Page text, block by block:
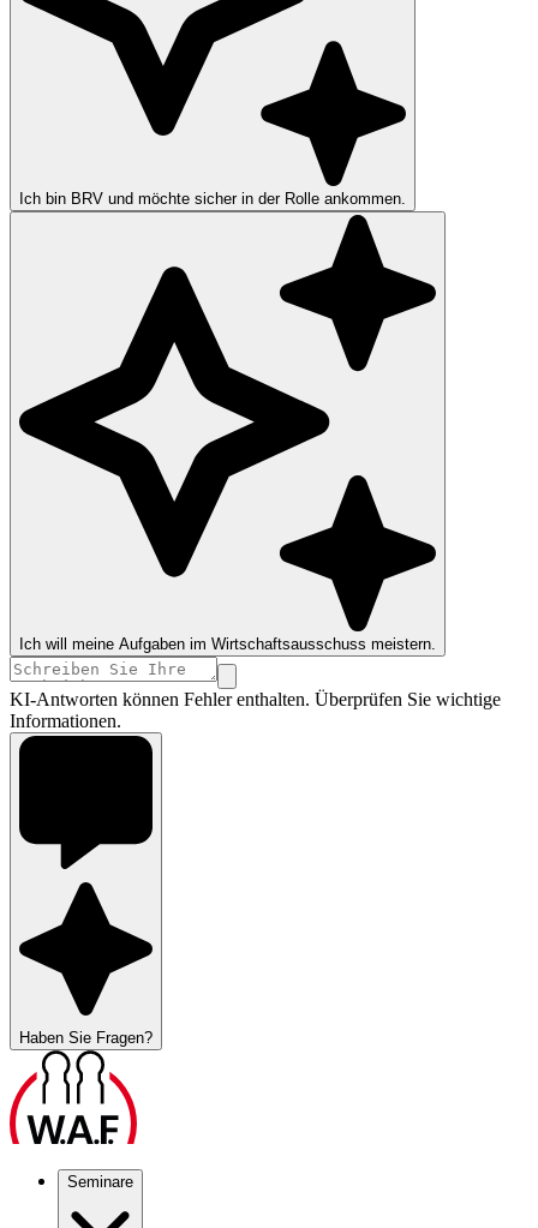
Ich bin BRV und möchte sicher in der Rolle ankommen.
Ich will meine Aufgaben im Wirtschaftsausschuss meistern.
KI-Antworten können Fehler enthalten. Überprüfen Sie wichtige
Informationen.
Haben Sie Fragen?
Seminare